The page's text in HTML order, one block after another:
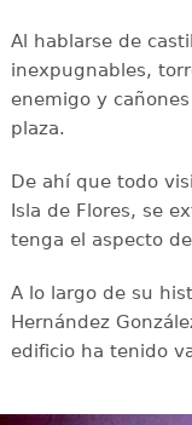
Al hablarse de
inexpugnables,
enemigo y
plaza.
De ahí que todo
Isla de Flores, se
tenga el aspecto
A lo largo de su
Hernández
edificio ha tenido